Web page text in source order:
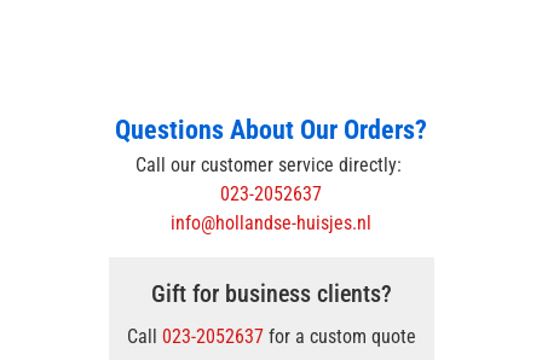
Questions About Our Orders?
Call our customer service directly:
023-2052637
info@hollandse-huisjes.nl
Gift for business clients?
Call 023-2052637for a custom quote